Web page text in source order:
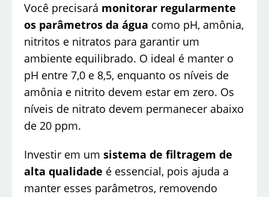
Você precisará monitorar regularmente
os parâmetros da água como pH, amônia,
nitritos e nitratos para garantir um
ambiente equilibrado. O ideal é manter o
pH entre 7,0 e 8,5, enquanto os níveis de
amônia e nitrito devem estar em zero. Os
níveis de nitrato devem permanecer abaixo
de 20 ppm.
Investir em um sistema de filtragem de
alta qualidade é essencial, pois ajuda a
manter esses parâmetros, removendo